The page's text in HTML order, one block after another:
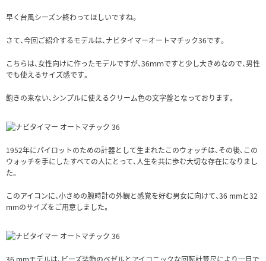
早く台風シーズン終わってほしいですね。
さて、今回ご紹介するモデルは、ナビタイマーオートマチック36です。
こちらは、女性向けに作ったモデルですが、36ｍｍですと少し大きめなので、男性
でも使えるサイズ感です。
飽きの来ない、シンプルに使えるクリーム色の文字盤となっております。
1952年にパイロットのための計器として生まれたこのウォッチは、その後、この
ウォッチを手にしたすべての人にとって、人生を共に歩む大切な存在になりまし
た。
このアイコンに、小さめの腕時計の外観と感覚を好む男女に向けて、36 mmと32
mmのサイズをご用意しました。